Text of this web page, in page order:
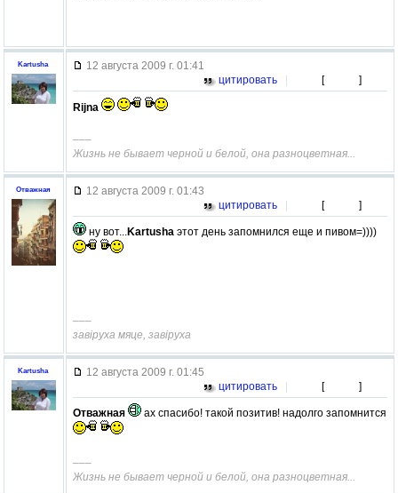
Kartusha
12 августа 2009 г. 01:41
цитировать
| [ ]
Rijna
–––
Жизнь не бывает черной и белой, она разноцветная...
Отважная
12 августа 2009 г. 01:43
цитировать
| [ ]
ну вот...Kartusha этот день запомнился еще и пивом=))))
–––
завiруха мяце, завiруха
Kartusha
12 августа 2009 г. 01:45
цитировать
| [ ]
Отважная ах спасибо! такой позитив! надолго запомнится
–––
Жизнь не бывает черной и белой, она разноцветная...